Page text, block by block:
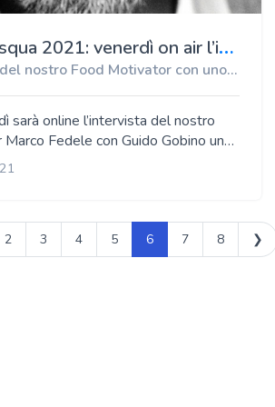
ovunque li
contraddistingue. Valentina D’Antino
S
peciale Pasqua 2021: venerdì on air l’intervista a Guido Gobino
Chiacchierata del nostro Food Motivator con uno dei maestri del cioccolato più apprezzati nel mondo
cioccolato vanto di Torino e
mondo.
2 3 4 5 6 7 8 ❯